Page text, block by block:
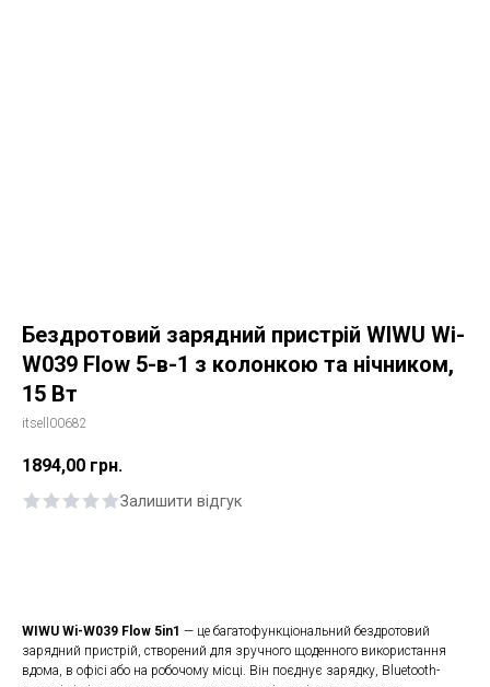
Бездротовий зарядний пристрій WIWU Wi-
W039 Flow 5-в-1 з колонкою та нічником,
15 Вт
itsell00682
1894,00 грн.
Залишити відгук
WIWU Wi-W039 Flow 5in1 — це багатофункціональний бездротовий
зарядний пристрій, створений для зручного щоденного використання
вдома, в офісі або на робочому місці. Він поєднує зарядку, Bluetooth-